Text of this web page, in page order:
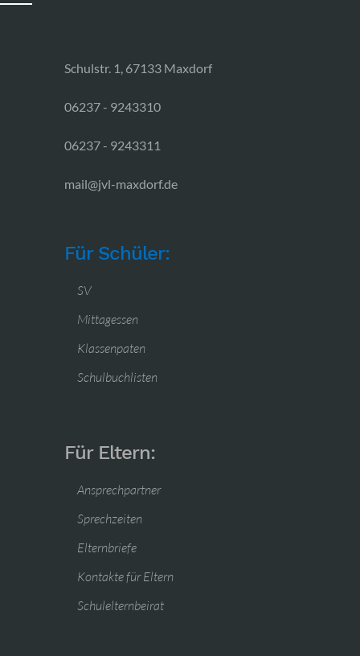
Schulstr. 1, 67133 Maxdorf
06237 - 9243310
06237 - 9243311
mail@jvl-maxdorf.de
Für Schüler:
SV
Mittagessen
Klassenpaten
Schulbuchlisten
Für Eltern:
Ansprechpartner
Sprechzeiten
Elternbriefe
Kontakte für Eltern
Schulelternbeirat